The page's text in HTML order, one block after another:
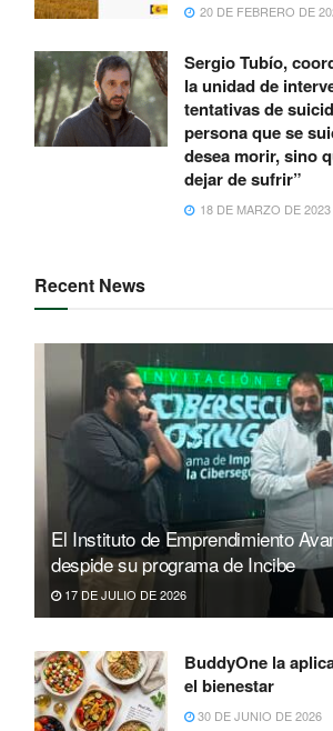
20 DE FEBRERO DE
Sergio Tubío,
la unidad de
tentativas de
persona que se
desea morir, sino
dejar de sufrir”
18 DE MARZO DE 2023
Recent News
El Instituto de Emprendimiento
despide su programa de Incibe
17 DE JULIO DE 2026
BuddyOne la
el bienestar
30 DE JUNIO DE 2026